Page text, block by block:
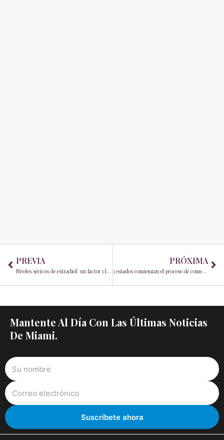
PREVIA
Niveles séricos de estradiol: un factor clave en la función cognitiva en mujeres mayores
PRÓXIMA
3 estados comienzan el proceso de comentarios públicos sobre la marihuana medicinal para la dificultad del orgasmo femenino
Mantente Al Día Con Las Últimas Noticias
De Miami.